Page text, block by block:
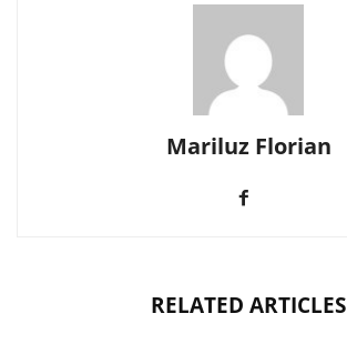
Mariluz Florian
RELATED ARTICLES